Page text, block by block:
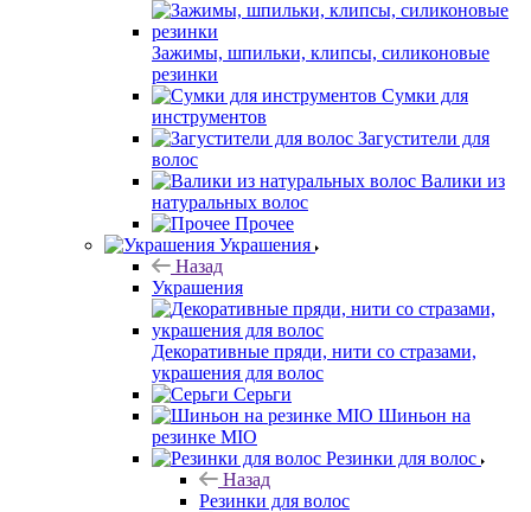
Зажимы, шпильки, клипсы, силиконовые
резинки
Сумки для
инструментов
Загустители для
волос
Валики из
натуральных волос
Прочее
Украшения
Назад
Украшения
Декоративные пряди, нити со стразами,
украшения для волос
Серьги
Шиньон на
резинке MIO
Резинки для волос
Назад
Резинки для волос